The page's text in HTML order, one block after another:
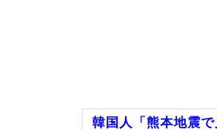
韓国人「熊本地震